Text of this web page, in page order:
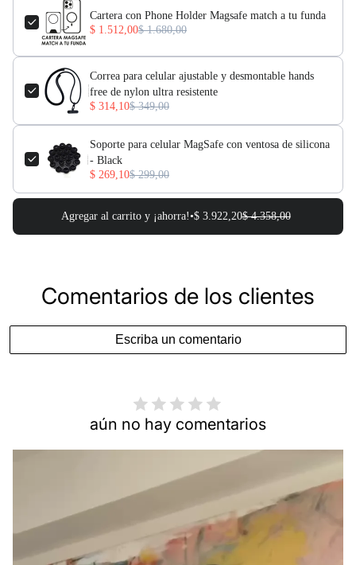
Cartera con Phone Holder Magsafe match a tu funda
$ 1.512,00$ 1.680,00
Correa para celular ajustable y desmontable hands
free de nylon ultra resistente
$ 314,10$ 349,00
Soporte para celular MagSafe con ventosa de silicona
- Black
$ 269,10$ 299,00
Agregar al carrito y ¡ahorra!•$ 3.922,20$ 4.358,00
Comentarios de los clientes
Escriba un comentario
aún no hay comentarios